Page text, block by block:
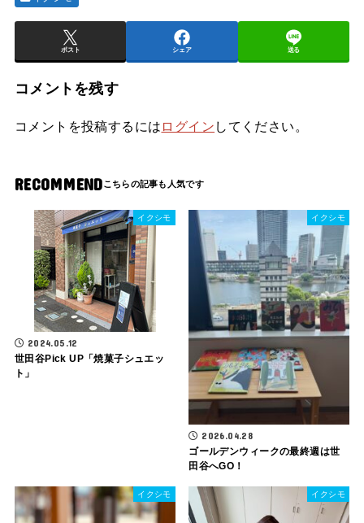
ポスト シェア 送る
コメントを残す
コメントを投稿するには ログイン してください。
RECOMMEND
イクシモ
2024.05.12
世田谷Pick UP「焼菓子シュエッ
ト」
イクシモ
2026.04.28
ゴールデンウィークの最終週は世
田谷へGO！
イクシモ イクシモ